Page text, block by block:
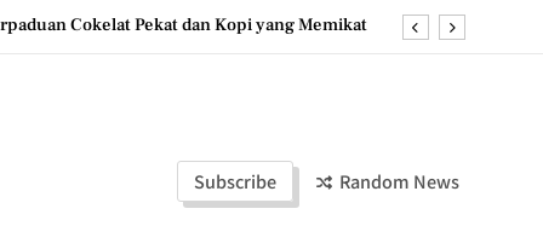
Cokelat Pekat dan Kopi yang Memikat
Manis dan Gurih yang Memanjakan Lidah
Hotteok Manis, Jajanan Korea yang Bikin Nagih
Subscribe Random News